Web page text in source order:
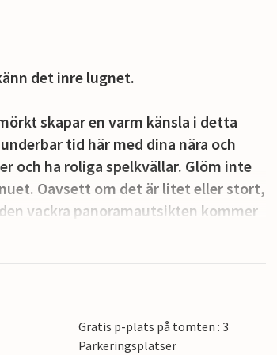
det inre lugnet.
skapar en varm känsla i detta
tid här med dina nära och
och ha roliga spelkvällar. Glöm inte
Oavsett om det är litet eller stort,
vackra panoramautsikten kommer
inhägnade tomten vid vattnet är helt
kajak eller kanot och utforska
skyddade lövskogsbeklädda ön
Gratis p-plats på tomten : 3
Parkeringsplatser